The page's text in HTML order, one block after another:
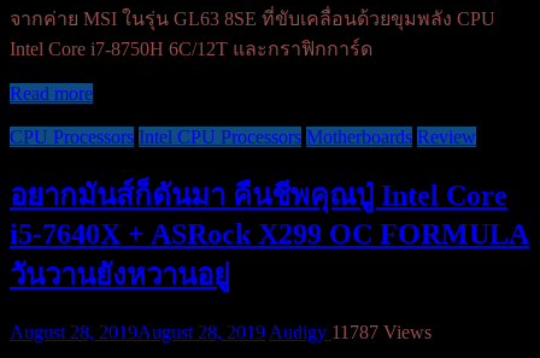
จากค่าย MSI ในรุ่น GL63 8SE ที่ขับเคลื่อนด้วยขุมพลัง CPU
Intel Core i7-8750H 6C/12T และกราฟิกการ์ด
Read more
CPU Processors Intel CPU Processors Motherboards Review
อยากมันส์ก็ดันมา คืนชีพคุณปู่ Intel Core
i5-7640X + ASRock X299 OC FORMULA
วันวานยังหวานอยู่
August 28, 2019August 28, 2019 Audigy 11787 Views